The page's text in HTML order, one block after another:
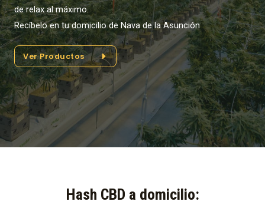
de relax al máximo.
Recíbelo en tu domicilio de Nava de la Asunción
Ver Productos
Hash CBD a domicilio:​